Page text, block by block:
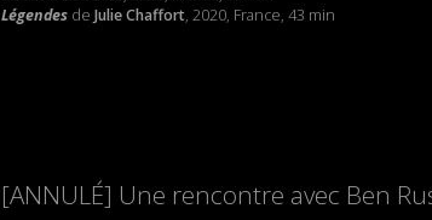
Légendesde Julie Chaffort, 2020, France, 43 min
[ANNULÉ] Une rencontre avec Ben